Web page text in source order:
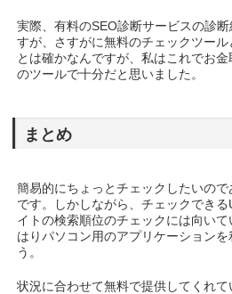
実際、有料のSEO診断サービスの診
すが、さすがに無料のチェックツー
とは確かなんですが、私はこれでお
のツールで十分だと思いました。
まとめ
簡易的にちょっとチェックしたいの
です。しかしながら、チェックでき
イトの検索順位のチェックには向い
はりパソコン用のアプリケーション
う。
状況に合わせて無料で提供してくれて